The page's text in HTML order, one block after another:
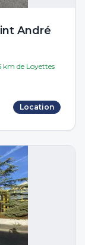
André
km de Loyettes
Location